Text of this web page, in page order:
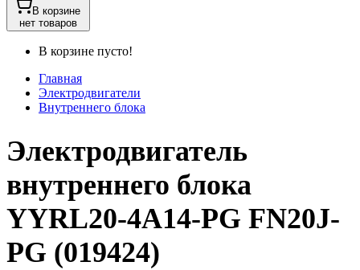
В корзине
нет товаров
В корзине пусто!
Главная
Электродвигатели
Внутреннего блока
Электродвигатель
внутреннего блока
YYRL20-4A14-PG FN20J-
PG (019424)